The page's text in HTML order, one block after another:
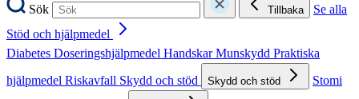
Sök
Tillbaka
Se alla
Stöd och hjälpmedel
Diabetes Doseringshjälpmedel HandskarMunskydd Praktiska
hjälpmedel Riskavfall Skydd och stöd Skydd och stöd
Stomi